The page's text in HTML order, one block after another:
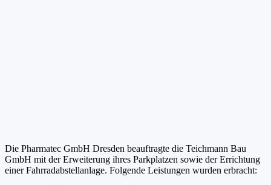
Die Pharmatec GmbH Dresden beauftragte die Teichmann Bau
GmbH mit der Erweiterung ihres Parkplatzen sowie der Errichtung
einer Fahrradabstellanlage. Folgende Leistungen wurden erbracht: